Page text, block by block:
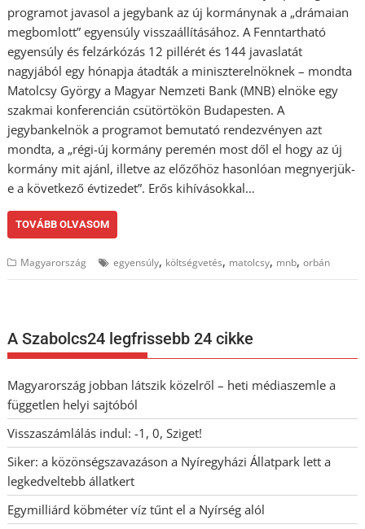
programot javasol a jegybank az új kormánynak a „drámaian
megbomlott” egyensúly visszaállításához. A Fenntartható
egyensúly és felzárkózás 12 pillérét és 144 javaslatát
nagyjából egy hónapja átadták a miniszterelnöknek – mondta
Matolcsy György a Magyar Nemzeti Bank (MNB) elnöke egy
szakmai konferencián csütörtökön Budapesten. A
jegybankelnök a programot bemutató rendezvényen azt
mondta, a „régi-új kormány peremén most dől el hogy az új
kormány mit ajánl, illetve az előzőhöz hasonlóan megnyerjük-
e a következő évtizedet”. Erős kihívásokkal…
TOVÁBB OLVASOM
Magyarország egyensúly, költségvetés, matolcsy, mnb,orbán
A Szabolcs24 legfrissebb 24 cikke
Magyarország jobban látszik közelről – heti médiaszemle a
független helyi sajtóból
Visszaszámlálás indul: -1, 0, Sziget!
Siker: a közönségszavazáson a Nyíregyházi Állatpark lett a
legkedveltebb állatkert
Egymilliárd köbméter víz tűnt el a Nyírség alól